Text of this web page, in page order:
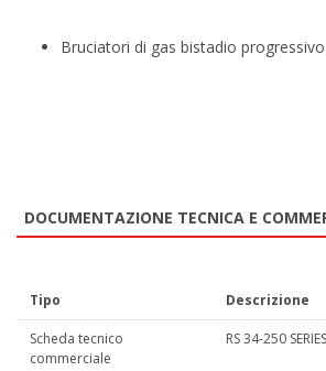
Bruciatori di gas bistadio progressivo
DOCUMENTAZIONE TECNICA E
Tipo Descrizione
Scheda tecnico
commerciale
RS 34-250 SERIES